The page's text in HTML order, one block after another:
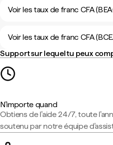
Voir les taux de franc CFA
Voir les taux de franc CFA
Support sur lequel tu peux
N'importe quand
Obtiens de l'aide 24/7, toute
soutenu par notre équipe